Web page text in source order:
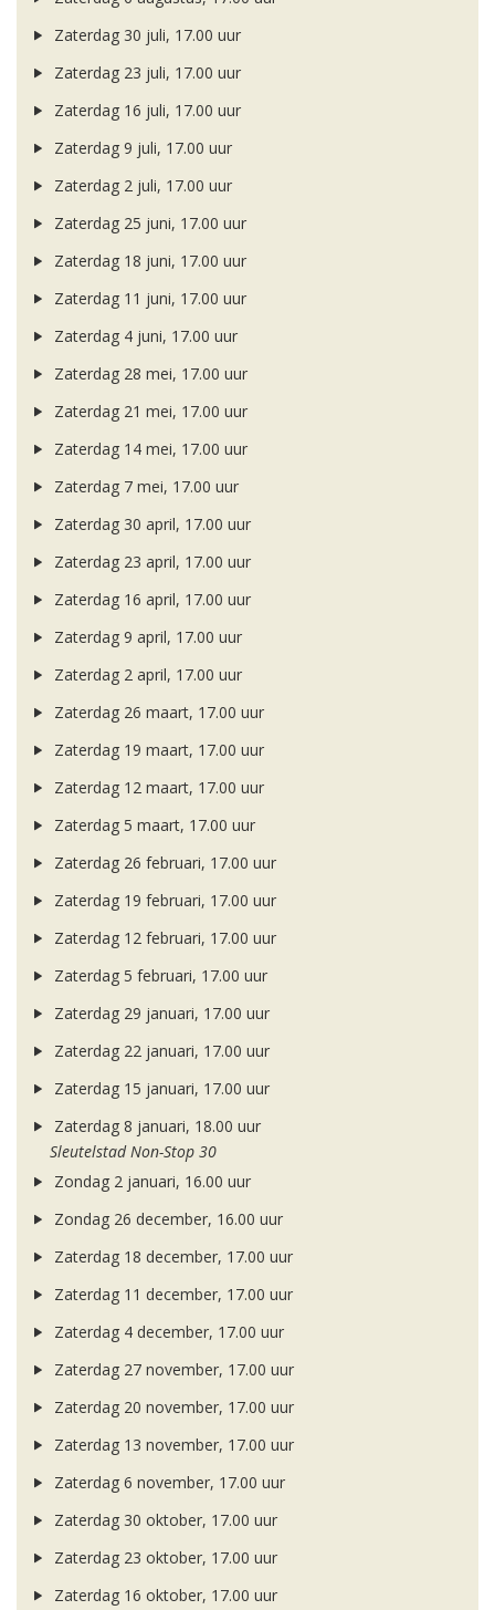
Zaterdag 30 juli, 17.00 uur
Zaterdag 23 juli, 17.00 uur
Zaterdag 16 juli, 17.00 uur
Zaterdag 9 juli, 17.00 uur
Zaterdag 2 juli, 17.00 uur
Zaterdag 25 juni, 17.00 uur
Zaterdag 18 juni, 17.00 uur
Zaterdag 11 juni, 17.00 uur
Zaterdag 4 juni, 17.00 uur
Zaterdag 28 mei, 17.00 uur
Zaterdag 21 mei, 17.00 uur
Zaterdag 14 mei, 17.00 uur
Zaterdag 7 mei, 17.00 uur
Zaterdag 30 april, 17.00 uur
Zaterdag 23 april, 17.00 uur
Zaterdag 16 april, 17.00 uur
Zaterdag 9 april, 17.00 uur
Zaterdag 2 april, 17.00 uur
Zaterdag 26 maart, 17.00 uur
Zaterdag 19 maart, 17.00 uur
Zaterdag 12 maart, 17.00 uur
Zaterdag 5 maart, 17.00 uur
Zaterdag 26 februari, 17.00 uur
Zaterdag 19 februari, 17.00 uur
Zaterdag 12 februari, 17.00 uur
Zaterdag 5 februari, 17.00 uur
Zaterdag 29 januari, 17.00 uur
Zaterdag 22 januari, 17.00 uur
Zaterdag 15 januari, 17.00 uur
Zaterdag 8 januari, 18.00 uur
Sleutelstad Non-Stop 30
Zondag 2 januari, 16.00 uur
Zondag 26 december, 16.00 uur
Zaterdag 18 december, 17.00 uur
Zaterdag 11 december, 17.00 uur
Zaterdag 4 december, 17.00 uur
Zaterdag 27 november, 17.00 uur
Zaterdag 20 november, 17.00 uur
Zaterdag 13 november, 17.00 uur
Zaterdag 6 november, 17.00 uur
Zaterdag 30 oktober, 17.00 uur
Zaterdag 23 oktober, 17.00 uur
Zaterdag 16 oktober, 17.00 uur